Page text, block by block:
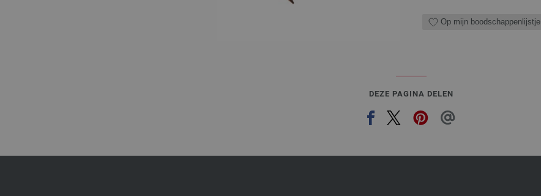
Op mijn boodschappenlijstje
DEZE PAGINA DELEN